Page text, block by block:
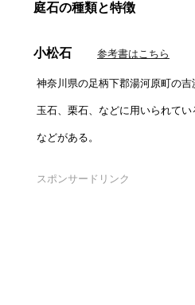
庭石の種類と特徴
小松石 参考書はこちら
神奈川県の足柄下郡湯河原町の吉浜
玉石、栗石、などに用いられている
などがある。
スポンサードリンク